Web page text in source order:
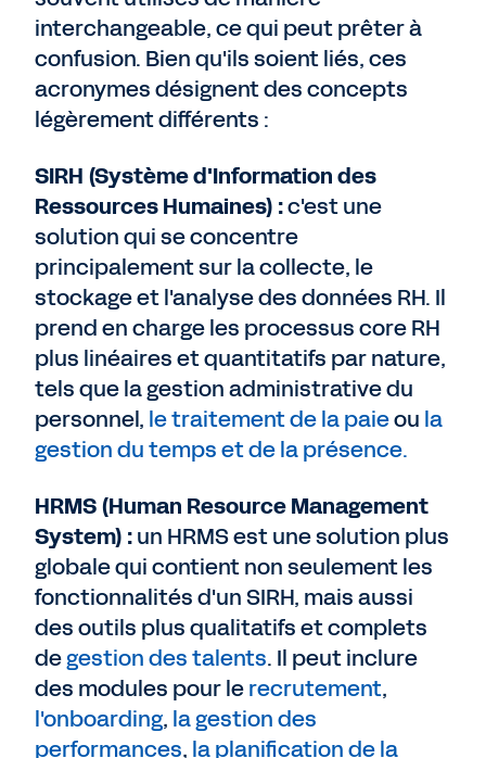
interchangeable, ce qui peut prêter à
confusion. Bien qu'ils soient liés, ces
acronymes désignent des concepts
légèrement différents :
SIRH (Système d'Information des
Ressources Humaines) :c'est une
solution qui se concentre
principalement sur la collecte, le
stockage et l'analyse des données RH. Il
prend en charge les processus core RH
plus linéaires et quantitatifs par nature,
tels que la gestion administrative du
personnel, le traitement de la paieou la
gestion du temps et de la présence.
HRMS (Human Resource Management
System) :un HRMS est une solution plus
globale qui contient non seulement les
fonctionnalités d'un SIRH, mais aussi
des outils plus qualitatifs et complets
degestion des talents. Il peut inclure
des modules pour lerecrutement,
l'onboarding, la gestion des
performances, la planification de la